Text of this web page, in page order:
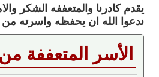
يقدم كادرنا والمتعففه الشكر
ندعوا الله ان يحفظه واسرته
الأسر المتعففة